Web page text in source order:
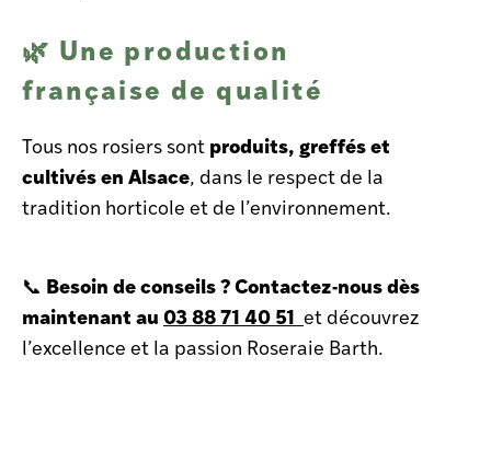
🌿 Une production
française de qualité
Tous nos rosiers sont produits, greffés et
cultivés en Alsace, dans le respect de la
tradition horticole et de l’environnement.
📞 Besoin de conseils ? Contactez-nous dès
maintenant au03 88 71 40 51 et découvrez
l’excellence et la passion Roseraie Barth.